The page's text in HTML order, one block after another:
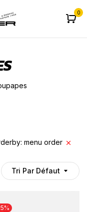
0
menu order
Tri Par Défaut